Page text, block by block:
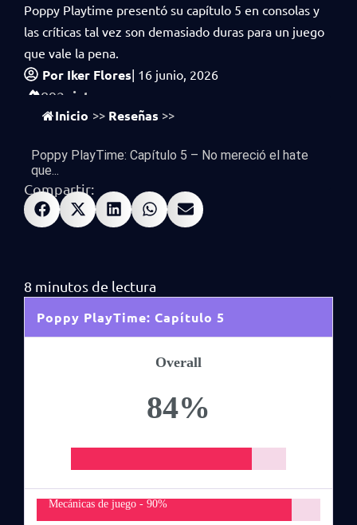
Poppy Playtime presentó su capítulo 5 en consolas y
las críticas tal vez son demasiado duras para un juego
que vale la pena.
Por Iker Flores| 16 junio, 2026
892 vistas
Inicio >> Reseñas >>
Poppy PlayTime: Capítulo 5 – No mereció el hate
que...
Compartir:
Poppy PlayTime: Capítulo 5
Overall
84%
Mecánicas de juego - 90%